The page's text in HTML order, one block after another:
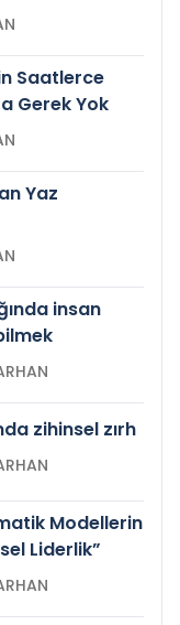
Saatlerce
Gerek Yok
Yaz
insan
Nevzat TARHAN
zihinsel zırh
Nevzat TARHAN
Modellerin
Liderlik”
Nevzat TARHAN